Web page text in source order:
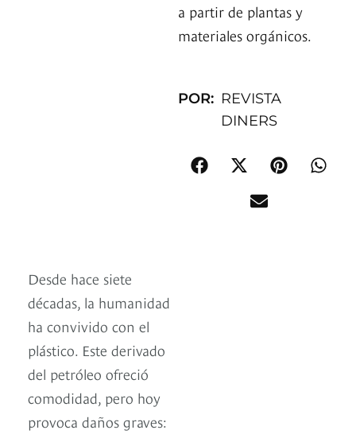
a partir de plantas y
materiales orgánicos.
POR: REVISTA
DINERS
Desde hace siete
décadas, la humanidad
ha convivido con el
plástico. Este derivado
del petróleo ofreció
comodidad, pero hoy
provoca daños graves: